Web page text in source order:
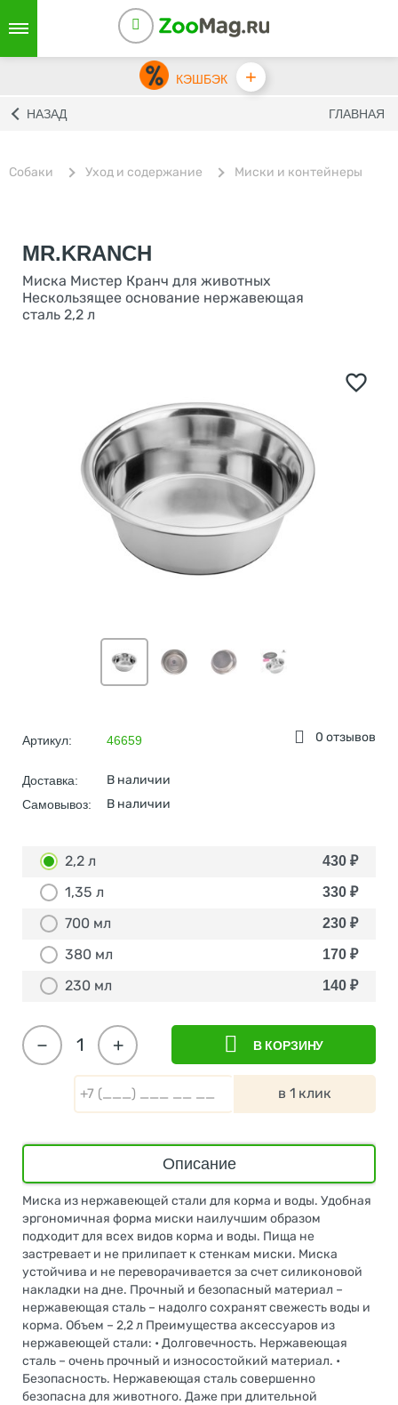
КЭШБЭК +
НАЗАД ГЛАВНАЯ
Собаки Уход и содержание Миски и контейнеры
MR.KRANCH
Миска Мистер Кранч для животных
Нескользящее основание нержавеющая
сталь 2,2 л
0 отзывов
Артикул: 46659
Доставка: В наличии
Самовывоз: В наличии
2,2 л 430 ₽
1,35 л 330 ₽
700 мл 230 ₽
380 мл 170 ₽
230 мл 140 ₽
+
− В КОРЗИНУ
в 1 клик
Описание
Миска из нержавеющей стали для корма и воды. Удобная
эргономичная форма миски наилучшим образом
подходит для всех видов корма и воды. Пища не
застревает и не прилипает к стенкам миски. Миска
устойчива и не переворачивается за счет силиконовой
накладки на дне. Прочный и безопасный материал –
нержавеющая сталь – надолго сохранят свежесть воды и
корма. Объем – 2,2 л Преимущества аксессуаров из
нержавеющей стали: • Долговечность. Нержавеющая
сталь – очень прочный и износостойкий материал. •
Безопасность. Нержавеющая сталь совершенно
безопасна для животного. Даже при длительной